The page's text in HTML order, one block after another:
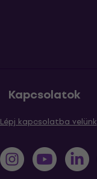
Kapcsolatok
Lépj kapcsolatba velünk